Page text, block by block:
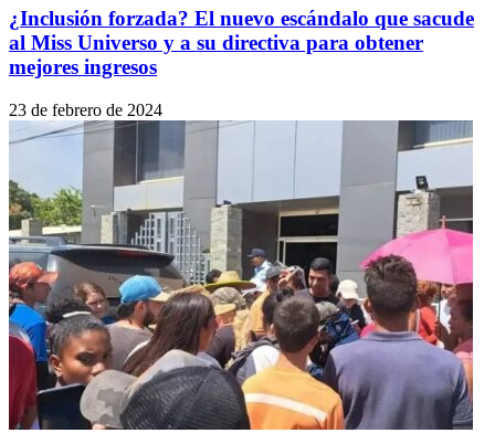
¿Inclusión forzada? El nuevo escándalo que sacude
al Miss Universo y a su directiva para obtener
mejores ingresos
23 de febrero de 2024